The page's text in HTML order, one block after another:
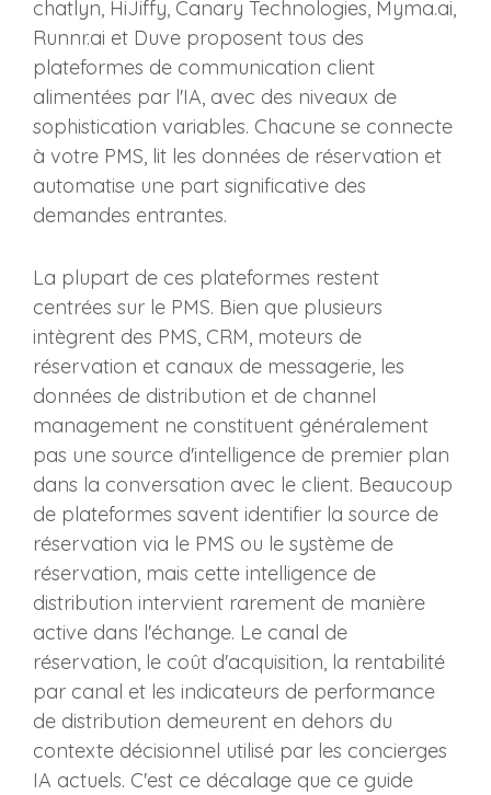
chatlyn, HiJiffy, Canary Technologies, Myma.ai,
Runnr.ai et Duve proposent tous des
plateformes de communication client
alimentées par l'IA, avec des niveaux de
sophistication variables. Chacune se connecte
à votre PMS, lit les données de réservation et
automatise une part significative des
demandes entrantes.
La plupart de ces plateformes restent
centrées sur le PMS. Bien que plusieurs
intègrent des PMS, CRM, moteurs de
réservation et canaux de messagerie, les
données de distribution et de channel
management ne constituent généralement
pas une source d'intelligence de premier plan
dans la conversation avec le client. Beaucoup
de plateformes savent identifier la source de
réservation via le PMS ou le système de
réservation, mais cette intelligence de
distribution intervient rarement de manière
active dans l'échange. Le canal de
réservation, le coût d'acquisition, la rentabilité
par canal et les indicateurs de performance
de distribution demeurent en dehors du
contexte décisionnel utilisé par les concierges
IA actuels. C'est ce décalage que ce guide